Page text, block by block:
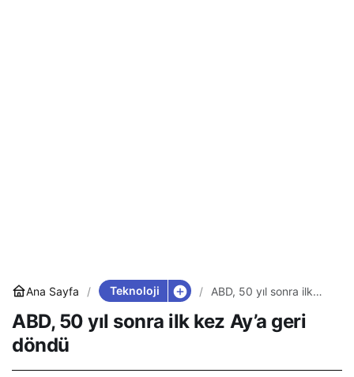
Ana Sayfa Teknoloji
ABD, 50 yıl sonra ilk
ABD, 50 yıl sonra ilk kez Ay’a geri
döndü